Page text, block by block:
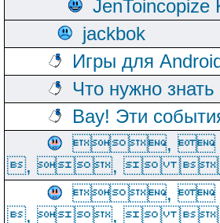
JenToincopize
jackbok
Игры для
Что нужно
Вау! Эти
,
, , 
,
, , 